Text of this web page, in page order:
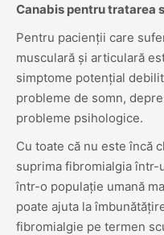
Canabis pentru tratarea
Pentru pacienții care
musculară și articulară
simptome potențial
probleme de somn,
probleme psihologice.
Cu toate că nu este încă
suprima fibromialgia
într-o populație umană
poate ajuta la
fibromialgie pe termen